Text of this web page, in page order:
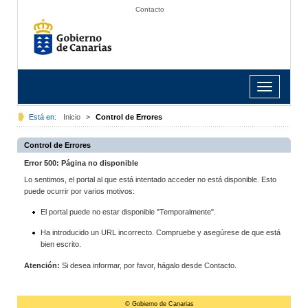
Contacto
Toggle
navigation
Está en: Inicio > Control de Errores
Control de Errores
Error 500: Página no disponible
Lo sentimos, el portal al que está intentado acceder no está disponible. Esto
puede ocurrir por varios motivos:
El portal puede no estar disponible "Temporalmente".
Ha introducido un URL incorrecto. Compruebe y asegúrese de que está
bien escrito.
Atención: Si desea informar, por favor, hágalo desde Contacto.
© Gobierno de Canarias